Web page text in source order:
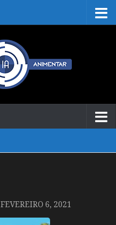
FEVEREIRO 6, 2021